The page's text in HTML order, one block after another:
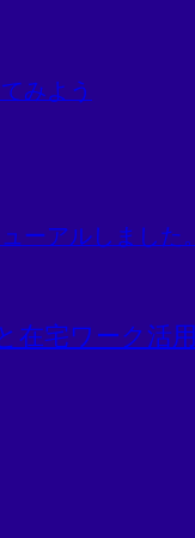
みよう
ーアルしました。